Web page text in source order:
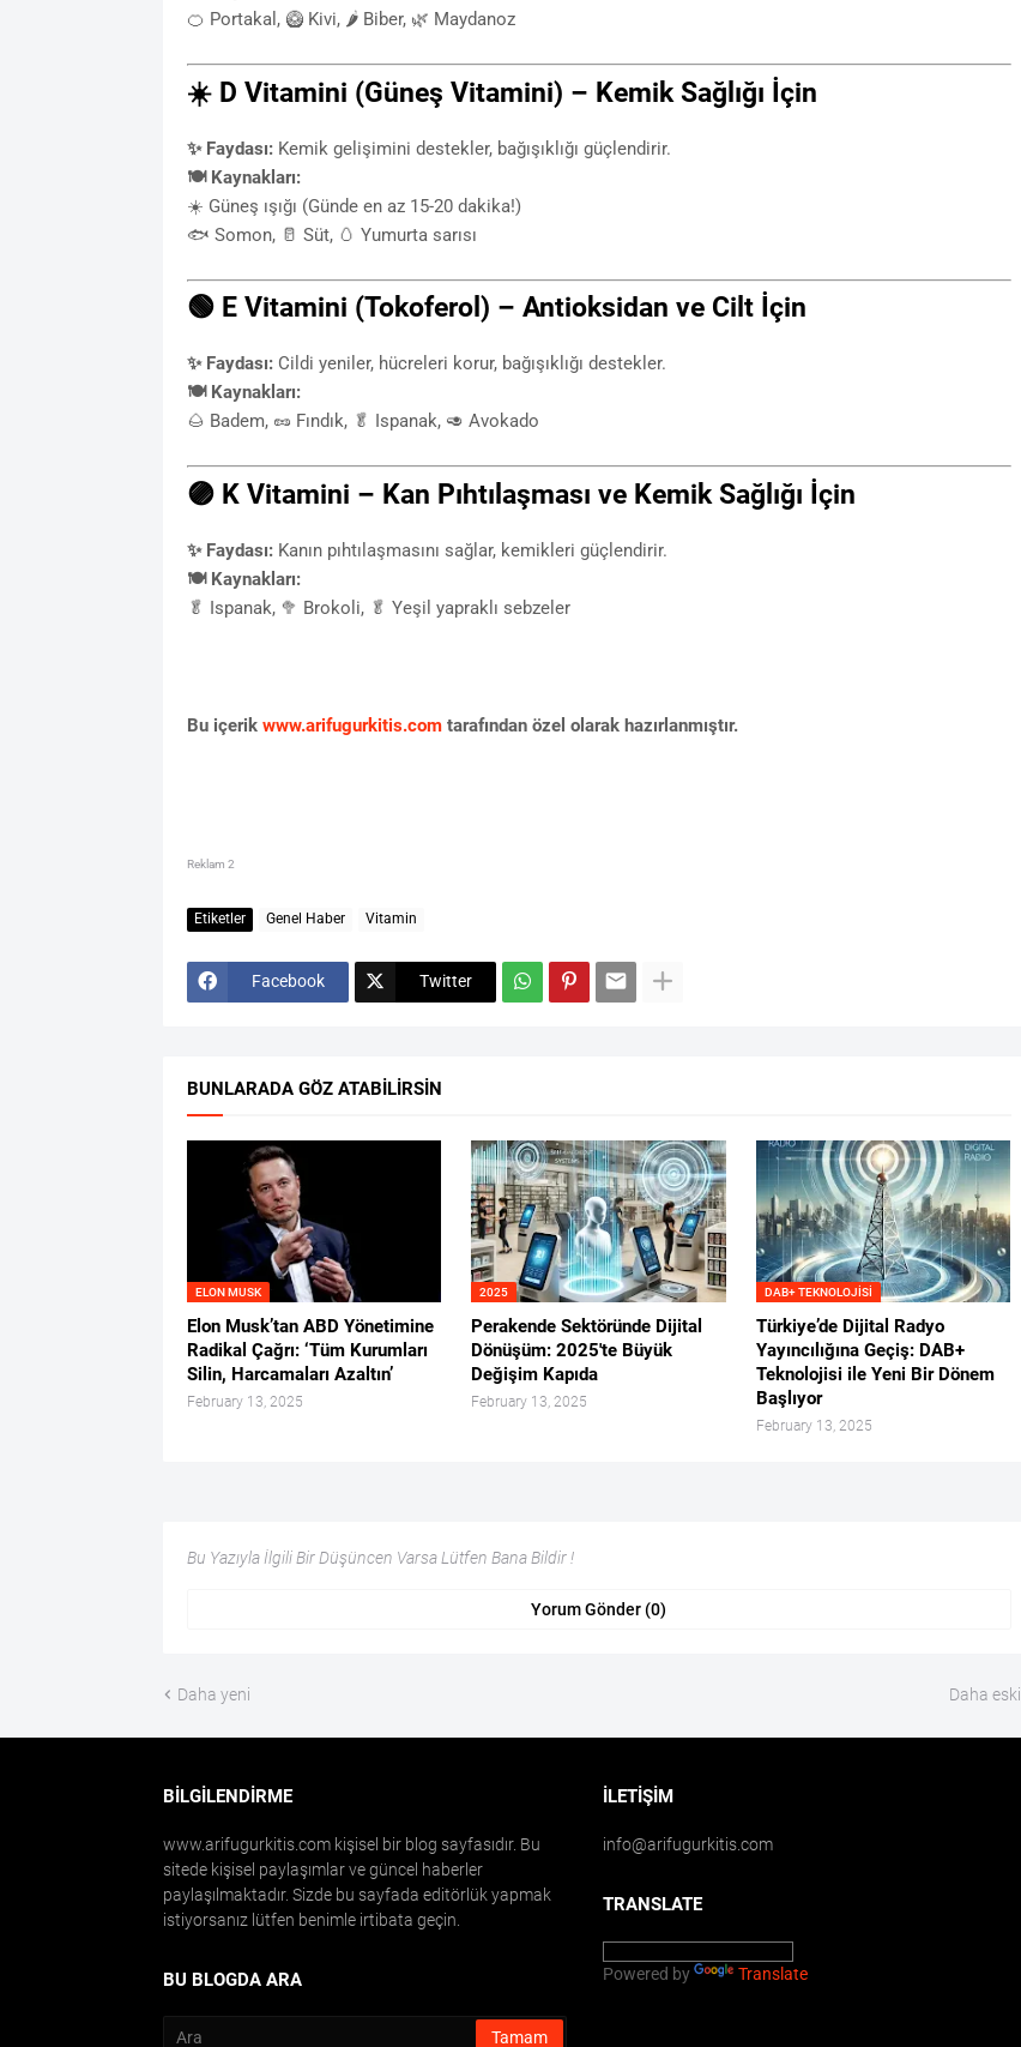
🍊 Portakal, 🥝 Kivi, 🌶 Biber, 🌿 Maydanoz
☀️ D Vitamini (Güneş Vitamini) – Kemik Sağlığı İçin
✨ Faydası:Kemik gelişimini destekler, bağışıklığı güçlendirir.
🍽 Kaynakları:
☀️ Güneş ışığı (Günde en az 15-20 dakika!)
🐟 Somon, 🥛 Süt, 🥚 Yumurta sarısı
🟢 E Vitamini (Tokoferol) – Antioksidan ve Cilt İçin
✨ Faydası:Cildi yeniler, hücreleri korur, bağışıklığı destekler.
🍽 Kaynakları:
🌰 Badem, 🥜 Fındık, 🥬 Ispanak, 🥑 Avokado
🟣 K Vitamini – Kan Pıhtılaşması ve Kemik Sağlığı İçin
✨ Faydası:Kanın pıhtılaşmasını sağlar, kemikleri güçlendirir.
🍽 Kaynakları:
🥬 Ispanak, 🥦 Brokoli, 🥬 Yeşil yapraklı sebzeler
Bu içerik www.arifugurkitis.comtarafından özel olarak hazırlanmıştır.
Reklam 2
Etiketler Genel Haber Vitamin
Facebook Twitter
BUNLARADA GÖZ ATABILIRSIN
ELON MUSK
Elon Musk’tan ABD Yönetimine
Radikal Çağrı: ‘Tüm Kurumları
Silin, Harcamaları Azaltın’
February 13, 2025
2025
Perakende Sektöründe Dijital
Dönüşüm: 2025'te Büyük
Değişim Kapıda
February 13, 2025
DAB+ TEKNOLOJISI
Türkiye’de Dijital Radyo
Yayıncılığına Geçiş: DAB+
Teknolojisi ile Yeni Bir Dönem
Başlıyor
February 13, 2025
Bu Yazıyla İlgili Bir Düşüncen Varsa Lütfen Bana Bildir !
Yorum Gönder (0)
Daha yeni Daha eski
BILGILENDIRME
www.arifugurkitis.com kişisel bir blog sayfasıdır. Bu
sitede kişisel paylaşımlar ve güncel haberler
paylaşılmaktadır. Sizde bu sayfada editörlük yapmak
istiyorsanız lütfen benimle irtibata geçin.
BU BLOGDA ARA
İLETIŞIM
info@arifugurkitis.com
TRANSLATE
Powered by Translate